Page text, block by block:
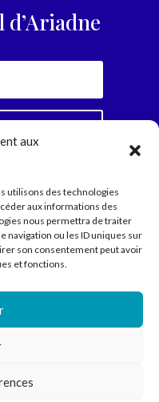
aux
utilisons des technologies
aux informations des
nous permettra de traiter
navigation ou les ID uniques sur
son consentement peut avoir
et fonctions.
d’Ariadne
d’Ariadne.
Anne Courel • 66